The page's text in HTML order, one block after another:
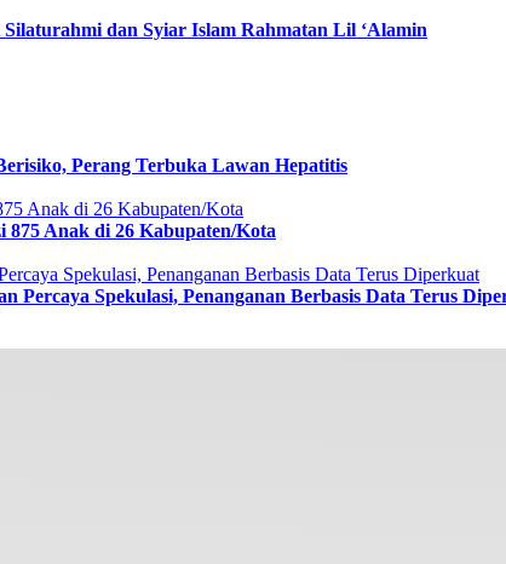
dan Syiar Islam Rahmatan Lil ‘Alamin
Perang Terbuka Lawan Hepatitis
Anak di 26 Kabupaten/Kota
Spekulasi, Penanganan Berbasis Data Terus